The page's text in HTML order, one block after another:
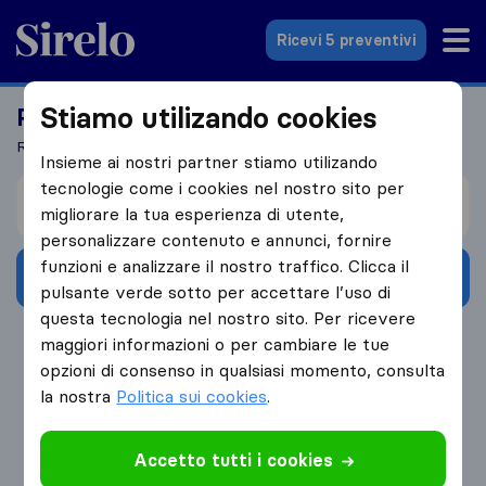
Sirelo.it
Ricevi 5 preventivi
Pronto per il tuo trasloco all'estero?
Ricevi 5 preventivi dopo solo 3 passaggi
Sto traslocando da
Ottieni preventivi gratuiti
4.3 793 Recensioni di Google
Stiamo utilizando cookies
Insieme ai nostri partner stiamo utilizando
tecnologie come i cookies nel nostro sito per
migliorare la tua esperienza di utente,
personalizzare contenuto e annunci, fornire
funzioni e analizzare il nostro traffico. Clicca il
pulsante verde sotto per accettare l’uso di
questa tecnologia nel nostro sito. Per ricevere
maggiori informazioni o per cambiare le tue
opzioni di consenso in qualsiasi momento, consulta
la nostra Politica sui cookies.
Accetto tutti i cookies